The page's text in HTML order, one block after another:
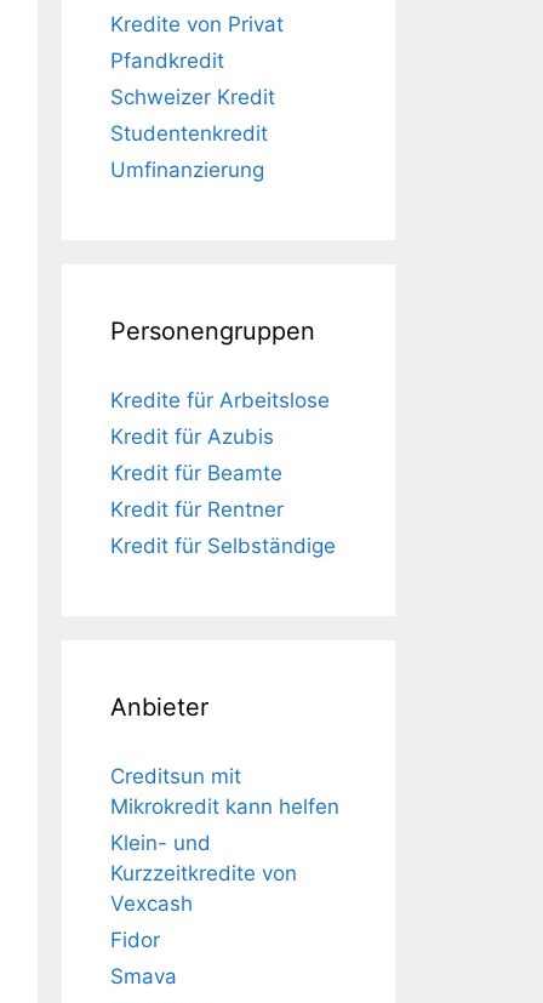
Kredite von Privat
Pfandkredit
Schweizer Kredit
Studentenkredit
Umfinanzierung
Personengruppen
Kredite für Arbeitslose
Kredit für Azubis
Kredit für Beamte
Kredit für Rentner
Kredit für Selbständige
Anbieter
Creditsun mit
Mikrokredit kann helfen
Klein- und
Kurzzeitkredite von
Vexcash
Fidor
Smava